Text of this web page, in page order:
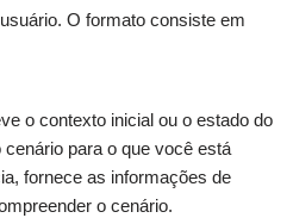
O formato consiste em
o contexto inicial ou o estado do
para o que você está
fornece as informações de
o cenário.